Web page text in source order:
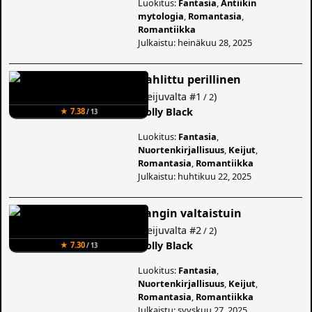
mytologia Romantasia
Romantiikka
Julkaistu: heinäkuu 28, 2025
★ 7.38/ 13
Kahlittu perillinen
Keijuvalta #1 / 2)
Holly Black
Luokitus: Fantasia
Nuortenkirjallisuus Keijut
Romantasia Romantiikka
Julkaistu: huhtikuu 22, 2025
★ 7.30/ 13
Vangin valtaistuin
Keijuvalta #2 / 2)
Holly Black
Luokitus: Fantasia
Nuortenkirjallisuus Keijut
Romantasia Romantiikka